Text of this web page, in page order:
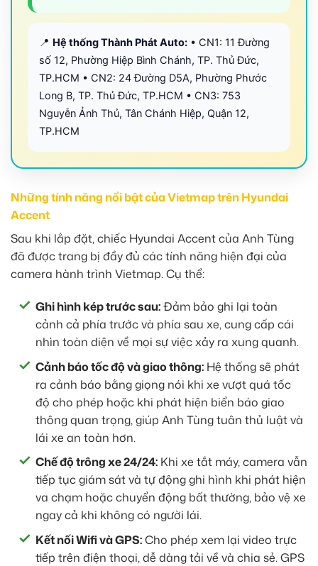
📍 Hệ thống Thành Phát Auto: • CN1: 11 Đường
số 12, Phường Hiệp Bình Chánh, TP. Thủ Đức,
TP.HCM • CN2: 24 Đường D5A, Phường Phước
Long B, TP. Thủ Đức, TP.HCM • CN3: 753
Nguyễn Ảnh Thủ, Tân Chánh Hiệp, Quận 12,
TP.HCM
Những tính năng nổi bật của Vietmap trên Hyundai
Accent
Sau khi lắp đặt, chiếc Hyundai Accent của Anh Tùng
đã được trang bị đầy đủ các tính năng hiện đại của
camera hành trình Vietmap. Cụ thể:
Ghi hình kép trước sau:Đảm bảo ghi lại toàn
cảnh cả phía trước và phía sau xe, cung cấp cái
nhìn toàn diện về mọi sự việc xảy ra xung quanh.
Cảnh báo tốc độ và giao thông: Hệ thống sẽ phát
ra cảnh báo bằng giọng nói khi xe vượt quá tốc
độ cho phép hoặc khi phát hiện biển báo giao
thông quan trọng, giúp Anh Tùng tuân thủ luật và
lái xe an toàn hơn.
Chế độ trông xe 24/24: Khi xe tắt máy, camera vẫn
tiếp tục giám sát và tự động ghi hình khi phát hiện
va chạm hoặc chuyển động bất thường, bảo vệ xe
ngay cả khi không có người lái.
Kết nối Wifi và GPS:Cho phép xem lại video trực
tiếp trên điện thoại, dễ dàng tải về và chia sẻ. GPS